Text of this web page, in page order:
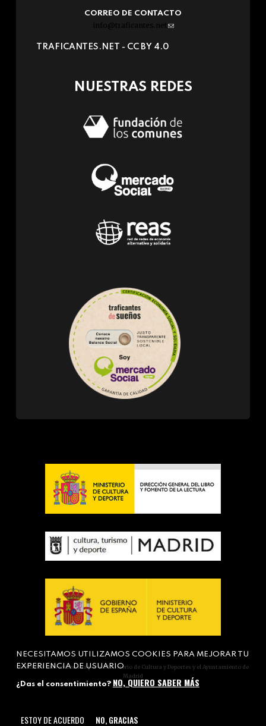
CORREO DE CONTACTO
info@traficantes.net (link
e-
TRAFICANTES.NET - CC BY 4.0
NUESTRAS REDES
Actividad subvencionada por el Ministerio de Cultura y Deportes y el Ayuntamiento de
Madrid
NECESITAMOS UTILIZAMOS COOKIES PARA MEJORAR TU
EXPERIENCIA DE USUARIO
¿Das el consentimiento? NO, QUIERO SABER MÁS
ESTOY DE ACUERDO NO, GRACIAS